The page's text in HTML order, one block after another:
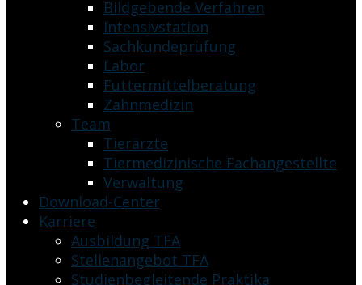
Bildgebende Verfahren
Intensivstation
Sachkundeprüfung
Labor
Futtermittelberatung
Zahnmedizin
Team
Tierärzte
Tiermedizinische Fachangestellte
Verwaltung
Download-Center
Karriere
Ausbildung TFA
Stellenangebot TFA
Studienbegleitende Praktika